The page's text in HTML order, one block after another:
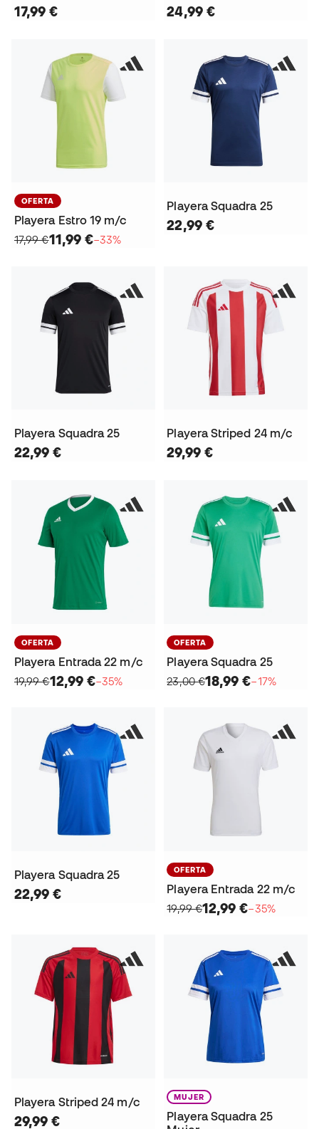
17,99 € 24,99 €
OFERTA
Playera Estro 19 m/c
17,99 €11,99 €−33%
Playera Squadra 25
22,99 €
Playera Squadra 25
22,99 €
Playera Striped 24 m/c
29,99 €
OFERTA
Playera Entrada 22 m/c
19,99 €12,99 €−35%
OFERTA
Playera Squadra 25
23,00 €18,99 €−17%
Playera Squadra 25
22,99 €
OFERTA
Playera Entrada 22 m/c
19,99 €12,99 €−35%
Playera Striped 24 m/c
29,99 €
MUJER
Playera Squadra 25